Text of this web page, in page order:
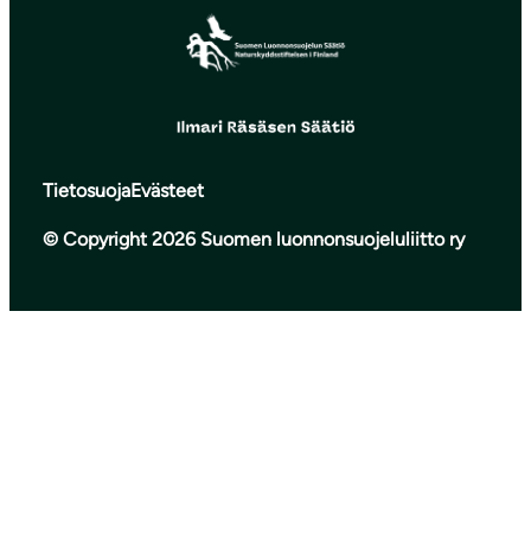
TietosuojaEvästeet
© Copyright 2026 Suomen luonnonsuojeluliitto ry